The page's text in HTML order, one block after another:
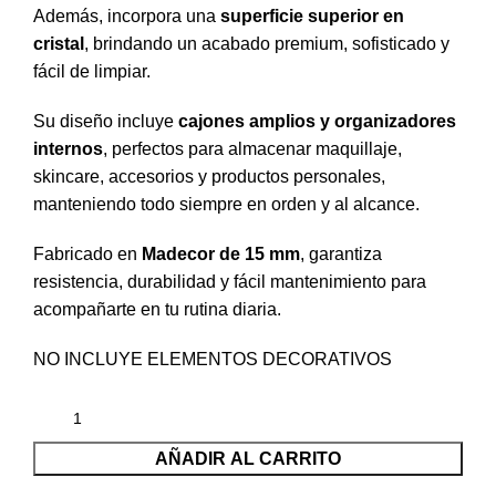
Además, incorpora una superficie superior en
cristal , brindando un acabado premium, sofisticado y
fácil de limpiar.
Su diseño incluye cajones amplios y organizadores
internos, perfectos para almacenar maquillaje,
skincare, accesorios y productos personales,
manteniendo todo siempre en orden y al alcance.
Fabricado en Madecor de 15 mm, garantiza
resistencia, durabilidad y fácil mantenimiento para
acompañarte en tu rutina diaria.
NO INCLUYE ELEMENTOS DECORATIVOS
AÑADIR AL CARRITO